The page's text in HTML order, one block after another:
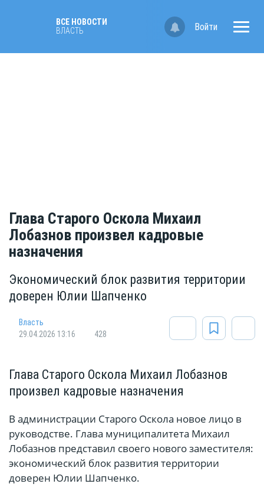
ВСЕ НОВОСТИ
ВЛАСТЬ
Войти
Глава Старого Оскола Михаил
Лобазнов произвел кадровые
назначения
Экономический блок развития территории
доверен Юлии Шапченко
Власть
29.04.2026 13:16
428
Глава Старого Оскола Михаил Лобазнов
произвел кадровые назначения
В администрации Старого Оскола новое лицо в
руководстве. Глава муниципалитета Михаил
Лобазнов представил своего нового заместителя:
экономический блок развития территории
доверен Юлии Шапченко.